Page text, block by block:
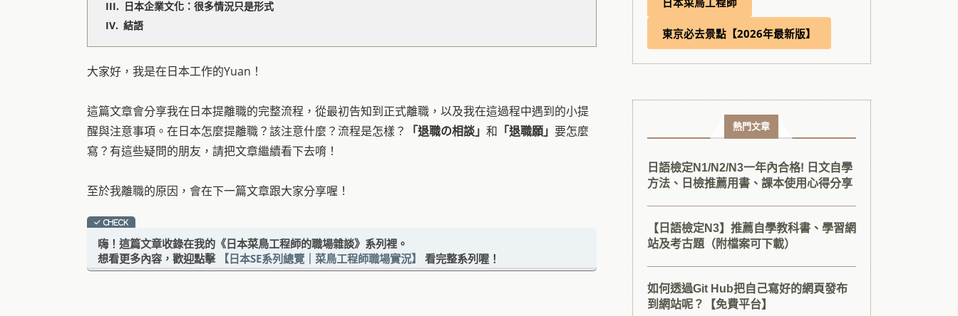
日本企業文化：很多情況只是形式
結語
大家好，我是在日本工作的Yuan！
這篇文章會分享我在日本提離職的完整流程，從最初告知到正式離職，以及我在這過程中遇到的小提
醒與注意事項。在日本怎麼提離職？該注意什麼？流程是怎樣？
「退職の相談」 和 「退職願」 要怎麼
寫？有這些疑問的朋友，請把文章繼續看下去唷！
至於我離職的原因，會在下一篇文章跟大家分享喔！
嗨！這篇文章收錄在我的《日本菜鳥工程師的職場雜談》系列裡。
想看更多內容，歡迎點擊
【日本SE系列總覽｜菜鳥工程師職場實況】 看完整系列喔！
東京必去景點【2026年最新版】
熱門文章
日語檢定N1/N2/N3一年內合格! 日文自學
方法、日檢推薦用書、課本使用心得分享
【日語檢定N3】推薦自學教科書、學習網
站及考古題（附檔案可下載）
如何透過Git Hub把自己寫好的網頁發布
到網站呢？【免費平台】